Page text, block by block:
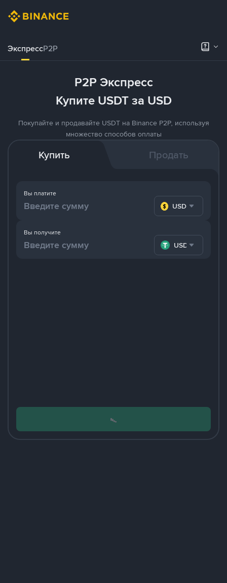
ЭкспрессP2P
P2P Экспресс
Купите USDT за USD
Покупайте и продавайте USDT на Binance P2P, используя
множество способов оплаты
Купить Продать
Вы платите
USD
Вы получите
USDT